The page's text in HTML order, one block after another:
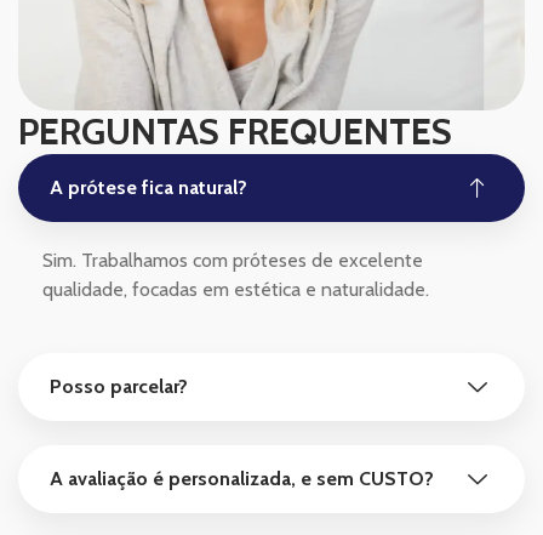
PERGUNTAS FREQUENTES
A prótese fica natural?
Sim. Trabalhamos com próteses de excelente
qualidade, focadas em estética e naturalidade.
Posso parcelar?
A avaliação é personalizada, e sem CUSTO?